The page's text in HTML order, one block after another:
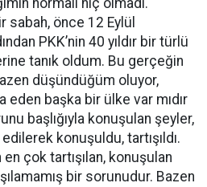
normali hiç olmadı.
sabah, önce 12 Eylül
PKK’nin 40 yıldır bir türlü
tanık oldum. Bu gerçeğin
düşündüğüm oluyor,
eden başka bir ülke var mıdır
başlığıyla konuşulan şeyler,
konuşuldu, tartışıldı.
çok tartışılan, konuşulan
bir sorunudur. Bazen